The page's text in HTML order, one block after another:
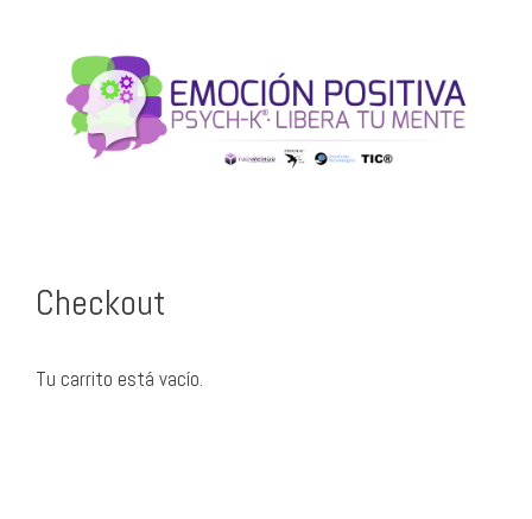
Checkout
Tu carrito está vacío.